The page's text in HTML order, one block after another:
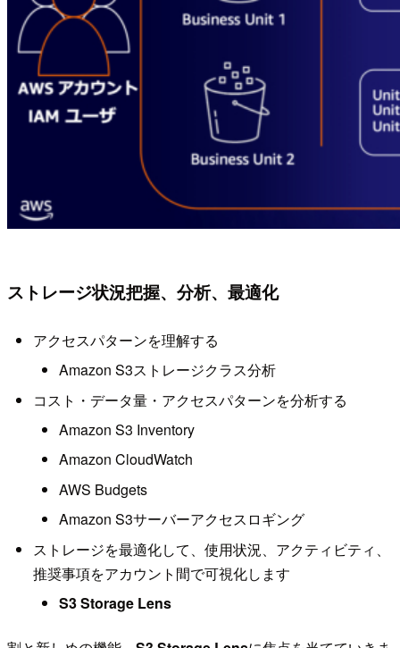
ストレージ状況把握、分析、最適化
アクセスパターンを理解する
Amazon S3ストレージクラス分析
コスト・データ量・アクセスパターンを分析する
Amazon S3 Inventory
Amazon CloudWatch
AWS Budgets
Amazon S3サーバーアクセスロギング
ストレージを最適化して、使用状況、アクティビティ、
推奨事項をアカウント間で可視化します
S3 Storage Lens